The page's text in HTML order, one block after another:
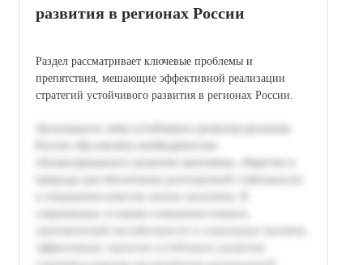
развития в регионах России
Раздел рассматривает ключевые проблемы и
препятствия, мешающие эффективной реализации
стратегий устойчивого развития в регионах России.